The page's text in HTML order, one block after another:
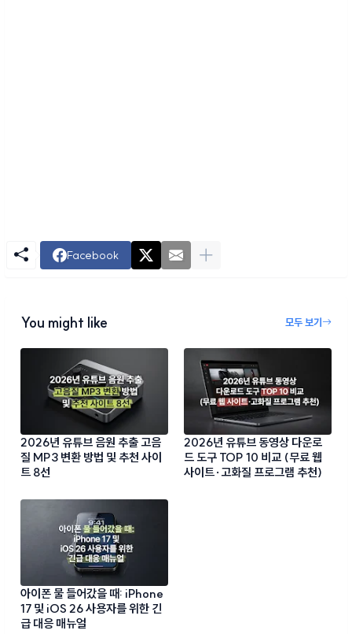
Facebook
You might like 모두 보기
2026년 유튜브 음원 추출 고음
질 MP3 변환 방법 및 추천 사이
트 8선
2026년 유튜브 동영상 다운로
드 도구 TOP 10 비교 (무료 웹
사이트·고화질 프로그램 추천)
아이폰 물 들어갔을 때: iPhone
17 및 iOS 26 사용자를 위한 긴
급 대응 매뉴얼